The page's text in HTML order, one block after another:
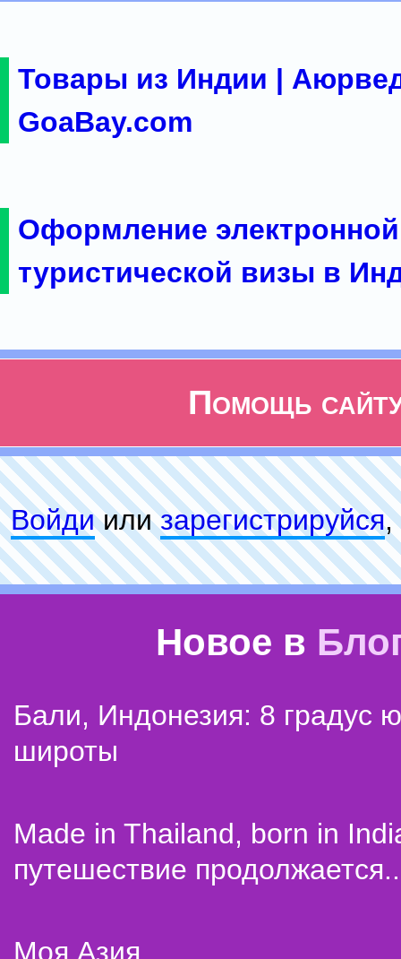
Товары из Индии |
GoaBay.com
Оформление электронной
туристической визы в
Помощь
Войдиилизарeгиcтpируйся,
Новое в
Бали, Индонезия: 8 градус
широты
Made in Thailand, born in
путешествие
Моя Азия